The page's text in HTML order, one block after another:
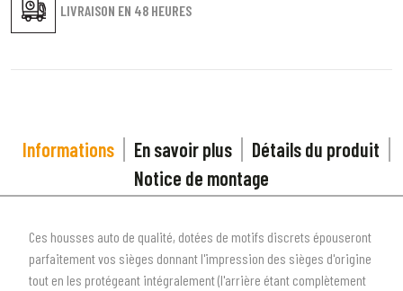
LIVRAISON EN 48 HEURES
Informations En savoir plus
Détails du produit
Notice de montage
Ces housses auto de qualité, dotées de motifs discrets épouseront
parfaitement vos sièges donnant l'impression des sièges d'origine
tout en les protégeant intégralement (l'arrière étant complètement